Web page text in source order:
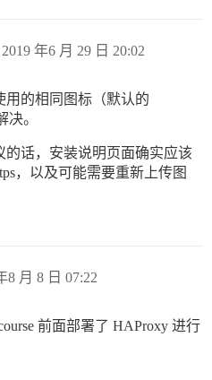
2019 年6 月 29 日 20:02
用的相同图标（默认的
决。
话，安装说明页面确实应该
，以及可能需要重新上传图
8 月 8 日 07:22
前面部署了 HAProxy 进行